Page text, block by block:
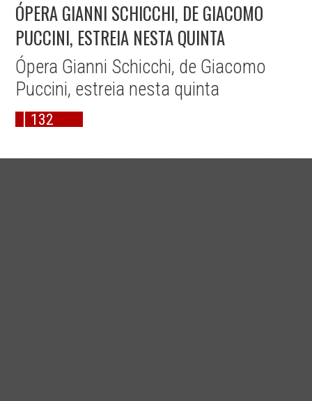
ÓPERA GIANNI SCHICCHI, DE GIACOMO
PUCCINI, ESTREIA NESTA QUINTA
Ópera Gianni Schicchi, de Giacomo
Puccini, estreia nesta quinta
132